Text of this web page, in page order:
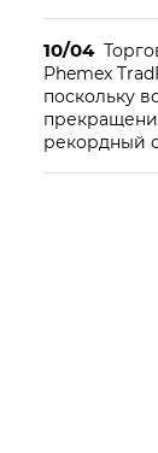
10/04
Phemex
поскольку
рекордный